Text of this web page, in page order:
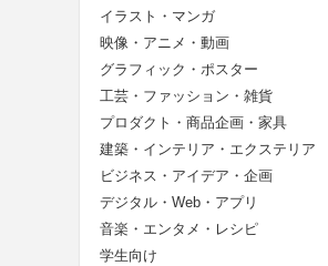
イラスト・マンガ
映像・アニメ・動画
グラフィック・ポスター
工芸・ファッション・雑貨
プロダクト・商品企画・家具
建築・インテリア・エクステリア
ビジネス・アイデア・企画
デジタル・Web・アプリ
音楽・エンタメ・レシピ
学生向け